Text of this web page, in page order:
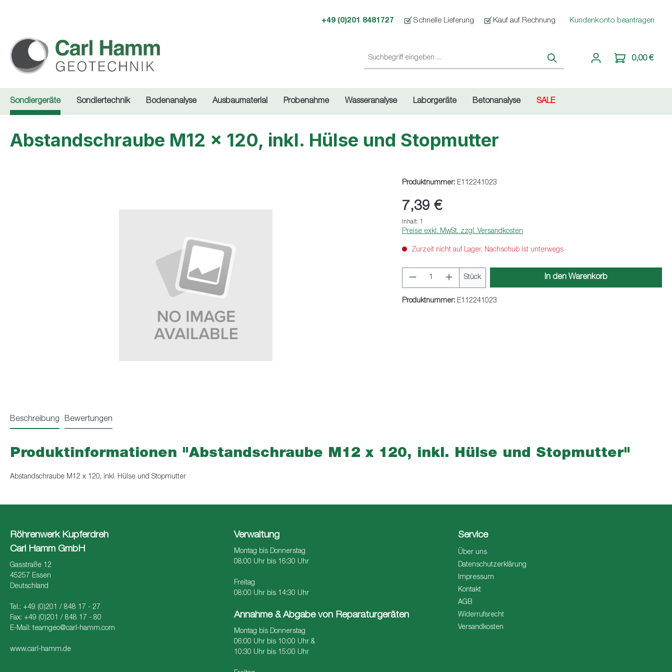
+49 (0)201 8481727 Schnelle Lieferung Kauf auf Rechnung Kundenkonto beantragen
0,00 €
Sondiergeräte Sondiertechnik Bodenanalyse Ausbaumaterial Probenahme Wasseranalyse Laborgeräte Betonanalyse SALE
Abstandschraube M12 x 120, inkl. Hülse und Stopmutter
Produktnummer: E112241023
7,39 €
Inhalt: 1
Preise exkl. MwSt. zzgl. Versandkosten
Zurzeit nicht auf Lager, Nachschub ist unterwegs
Produkt Anzahl: Gib den gewünschten Wert ein
Stück In den Warenkorb
Produktnummer: E112241023
Beschreibung Bewertungen
Produktinformationen "Abstandschraube M12 x 120, inkl. Hülse und Stopmutter"
Abstandschraube M12 x 120, inkl. Hülse und Stopmutter
Röhrenwerk Kupferdreh
Carl Hamm GmbH
Gasstraße 12
45257 Essen
Deutschland
Tel.: +49 (0)201 / 848 17 - 27
Fax: +49 (0)201 / 848 17 - 80
E-Mail:teamgeo@carl-hamm.com
www.carl-hamm.de
Verwaltung
Montag bis Donnerstag
08:00 Uhr bis 16:30 Uhr
Freitag
08:00 Uhr bis 14:30 Uhr
Annahme & Abgabe von Reparaturgeräten
Montag bis Donnerstag
06:00 Uhr bis 10:00 Uhr &
10:30 Uhr bis 15:00 Uhr
Service
Über uns
Datenschutzerklärung
Impressum
Kontakt
AGB
Widerrufsrecht
Versandkosten